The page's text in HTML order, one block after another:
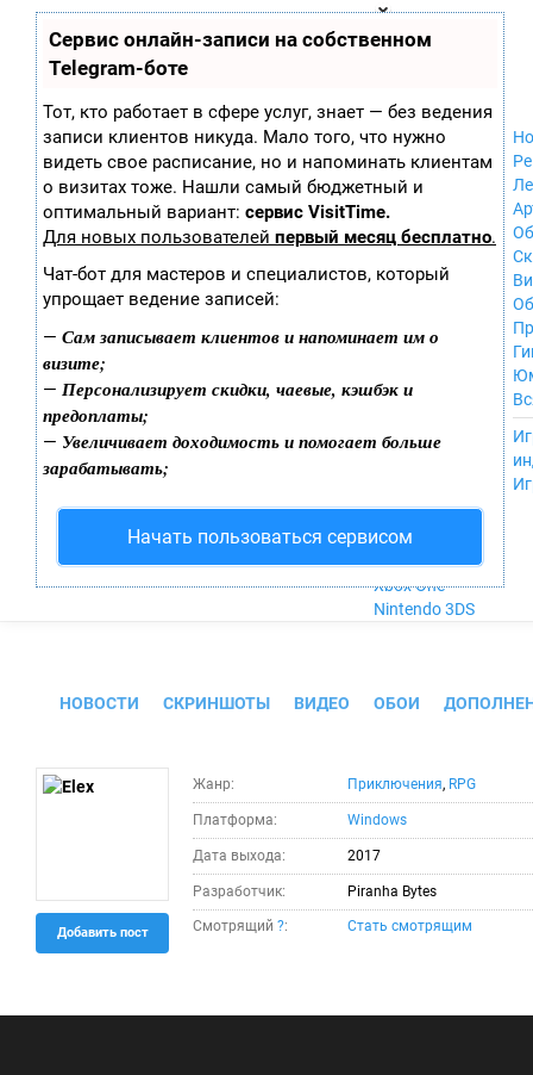
Сервис онлайн-записи на собственном
Telegram-боте
Тот, кто работает в сфере услуг, знает — без ведения
записи клиентов никуда. Мало того, что нужно
видеть свое расписание, но и напоминать клиентам
о визитах тоже. Нашли самый бюджетный и
оптимальный вариант: сервис VisitTime.
Для новых пользователей первый месяц бесплатно.
Чат-бот для мастеров и специалистов, который
упрощает ведение записей:
— Сам записывает клиентов и напоминает им о
визите;
— Персонализирует скидки, чаевые, кэшбэк и
предоплаты;
— Увеличивает доходимость и помогает больше
зарабатывать;
Начать пользоваться сервисом
играх
ла
ор
ы
Xbox 360
Nintendo Wii
Nintendo
GameCube
PlayStation
PlayStation 3
Nintendo 64
Sega Dreamcast
Nintendo DS
iOS
Sega Mega Drive
Mobile
Nintendo Wii U
PlayStation 4
Xbox One
Nintendo 3DS
НОВОСТИ СКРИНШОТЫ ВИДЕО ОБОИ
Жанр: Приключения, RPG
Платформа: Windows
Дата выхода: 2017
Разработчик: Piranha Bytes
Смотрящий ?: Стать смотрящим
Добавить пост